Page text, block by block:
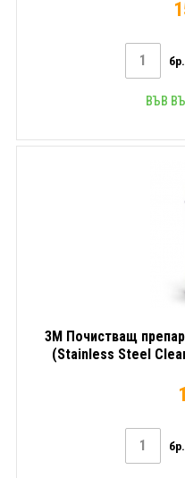
бр.
ВЪВ
3M Почистващ
(Stainless Steel
бр.